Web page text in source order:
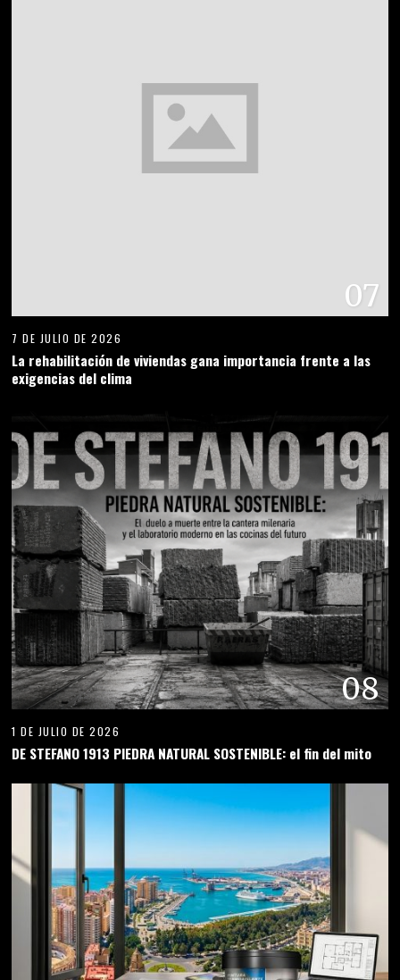
07
7 DE JULIO DE 2026
La rehabilitación de viviendas gana importancia frente a las
exigencias del clima
08
1 DE JULIO DE 2026
DE STEFANO 1913 PIEDRA NATURAL SOSTENIBLE: el fin del mito